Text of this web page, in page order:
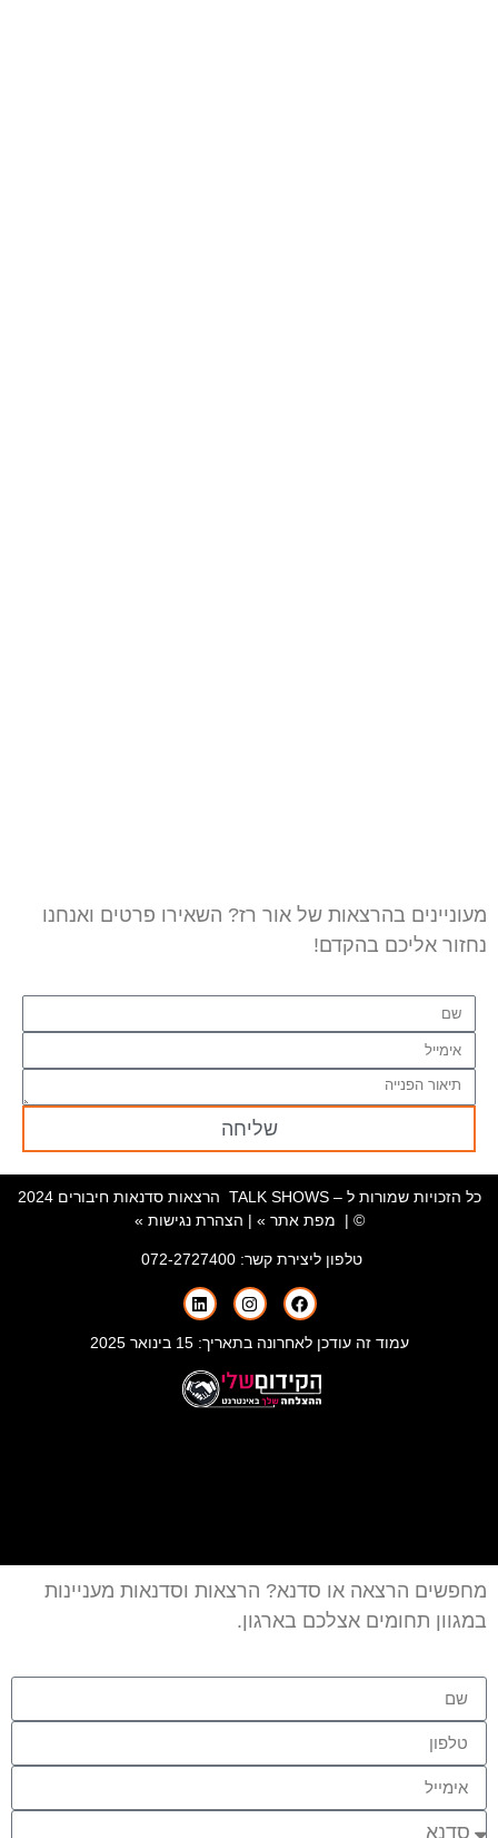
מעוניינים בהרצאות של אור רז? השאירו פרטים ואנחנו
נחזור אליכם בהקדם!
שליחה
כל הזכויות שמורות ל – TALK SHOWS הרצאות סדנאות חיבורים 2024
© | מפת אתר » | הצהרת נגישות »
טלפון ליצירת קשר:072-2727400
עמוד זה עודכן לאחרונה בתאריך: 15 בינואר 2025
מחפשים הרצאה או סדנא? הרצאות וסדנאות מעניינות
במגוון תחומים אצלכם בארגון.